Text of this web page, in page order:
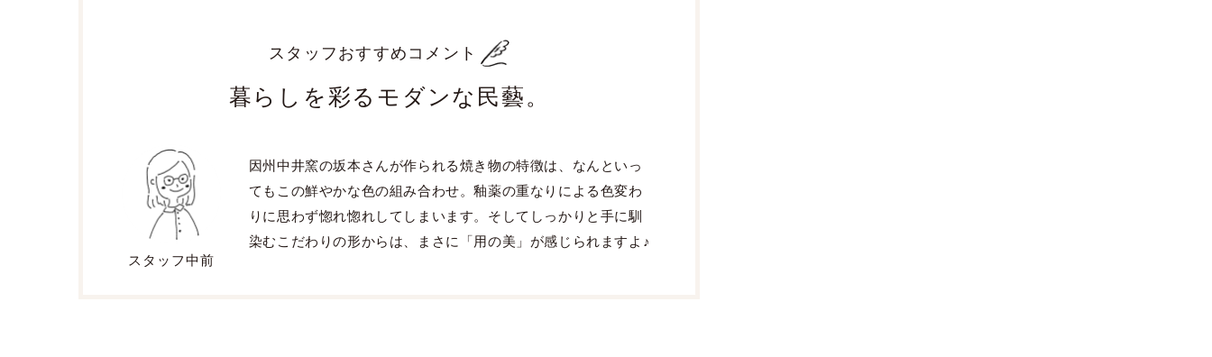
スタッフおすすめコメント
暮らしを彩るモダンな民藝。
スタッフ中前
因州中井窯の坂本さんが作られる焼き物の特徴は、なんといっ
てもこの鮮やかな色の組み合わせ。釉薬の重なりによる色変わ
りに思わず惚れ惚れしてしまいます。そしてしっかりと手に馴
染むこだわりの形からは、まさに「用の美」が感じられますよ♪